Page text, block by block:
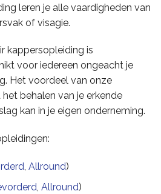
leren je alle vaardigheden van
of visagie.
kappersopleiding is
voor iedereen ongeacht je
Het voordeel van onze
behalen van je erkende
kan in je eigen onderneming.
, Allround)
, Allround)